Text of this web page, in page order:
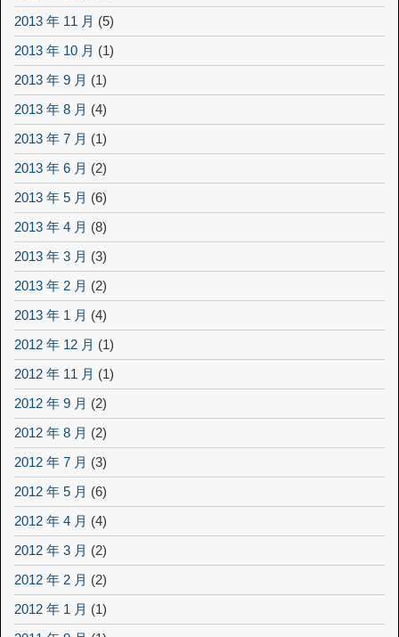
2013 年 11 月 (5)
2013 年 10 月 (1)
2013 年 9 月 (1)
2013 年 8 月 (4)
2013 年 7 月 (1)
2013 年 6 月 (2)
2013 年 5 月 (6)
2013 年 4 月 (8)
2013 年 3 月 (3)
2013 年 2 月 (2)
2013 年 1 月 (4)
2012 年 12 月 (1)
2012 年 11 月 (1)
2012 年 9 月 (2)
2012 年 8 月 (2)
2012 年 7 月 (3)
2012 年 5 月 (6)
2012 年 4 月 (4)
2012 年 3 月 (2)
2012 年 2 月 (2)
2012 年 1 月 (1)